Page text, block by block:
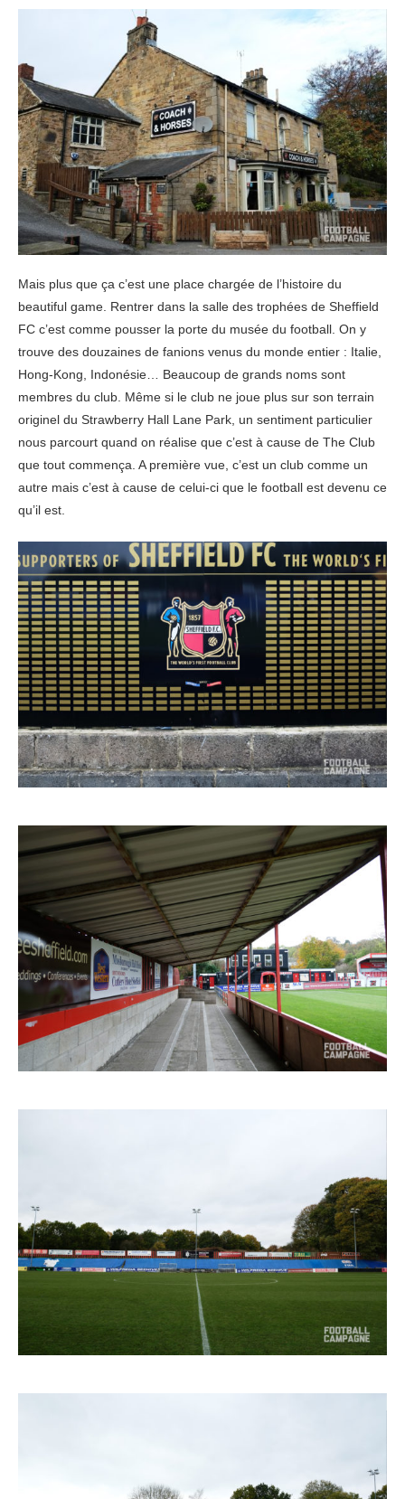
Mais plus que ça c’est une place chargée de l’histoire du
beautiful game. Rentrer dans la salle des trophées de Sheffield
FC c’est comme pousser la porte du musée du football. On y
trouve des douzaines de fanions venus du monde entier : Italie,
Hong-Kong, Indonésie… Beaucoup de grands noms sont
membres du club. Même si le club ne joue plus sur son terrain
originel du Strawberry Hall Lane Park, un sentiment particulier
nous parcourt quand on réalise que c’est à cause de The Club
que tout commença. A première vue, c’est un club comme un
autre mais c’est à cause de celui-ci que le football est devenu ce
qu’il est.